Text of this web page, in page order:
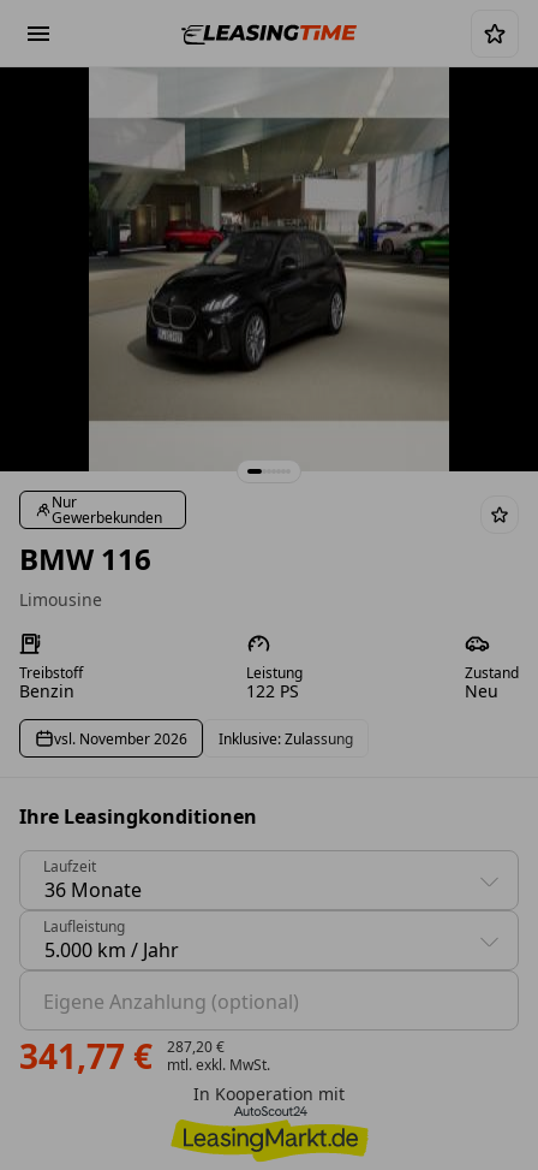
Nur
Gewerbekunden
BMW 116
Limousine
Treibstoff
Benzin
Leistung
122 PS
Zustand
Neu
vsl. November 2026 Inklusive: Zulassung
Ihre Leasingkonditionen
Laufzeit
0 Vorschläge gefunden. Benutzen Sie die Pfeil-nach-
Laufleistung
0 Vorschläge gefunden. Benutzen Sie die Pfeil-nach-
Eigene Anzahlung (optional)
341,77 €
287,20 €
mtl. exkl. MwSt.
In Kooperation mit